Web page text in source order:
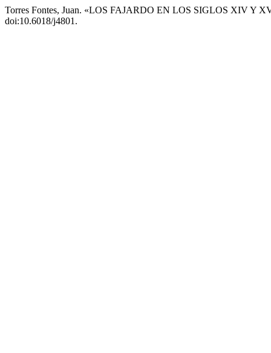
Torres Fontes, Juan. «LOS FAJARDO EN LOS SIGLOS XIV Y
doi:10.6018/j4801.